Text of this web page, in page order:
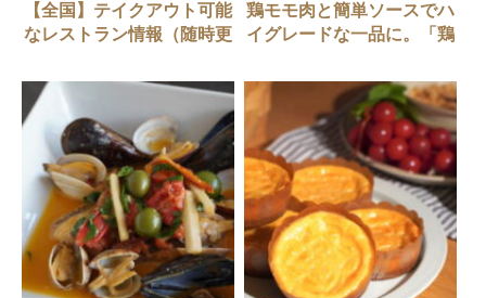
【全国】テイクアウト可能
なレストラン情報（随時更
鶏モモ肉と簡単ソースでハ
イグレードな一品に。「鶏